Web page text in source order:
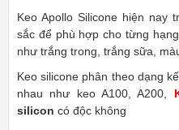
Keo Apollo Silicone hiện nay
sắc để phù hợp cho từng
như trắng trong, trắng sữa,
Keo silicone phân theo dạng
nhau như keo A100, A200,
silicon có độc không